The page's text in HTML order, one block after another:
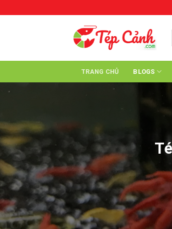
to
TRANG CHỦ BLOGS